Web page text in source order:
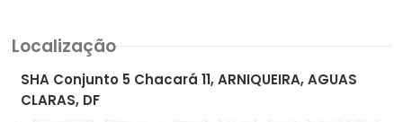
Localização
SHA Conjunto 5 Chacará 11, ARNIQUEIRA, AGUAS
CLARAS, DF